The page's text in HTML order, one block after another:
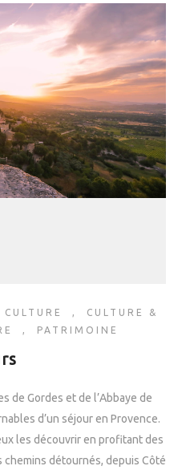
CULTURE , CULTURE &
, PATRIMOINE
de Gordes et de l’Abbaye de
d’un séjour en Provence.
les découvrir en profitant des
détournés, depuis Côté